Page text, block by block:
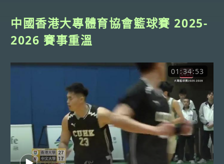
中國香港大專體育協會籃球賽 2025-
2026 賽事重溫
01:34:53